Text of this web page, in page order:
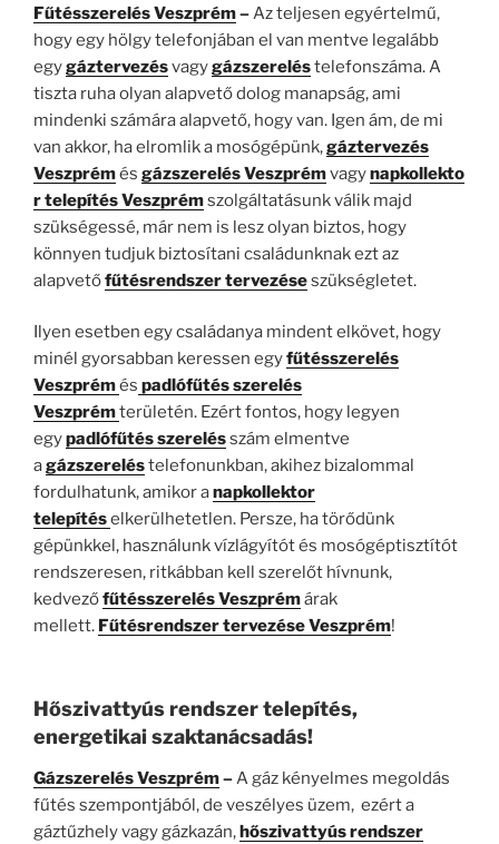
Fűtésszerelés Veszprém–Az teljesen egyértelmű,
hogy egy hölgy telefonjában el van mentve legalább
egygáztervezésvagygázszereléstelefonszáma. A
tiszta ruha olyan alapvető dolog manapság, ami
mindenki számára alapvető, hogy van. Igen ám, de mi
van akkor, ha elromlik a mosógépünk,gáztervezés
Veszprémés gázszerelésVeszprémvagynapkollekto
r telepítés Veszprémszolgáltatásunk válik majd
szükségessé, már nem is lesz olyan biztos, hogy
könnyen tudjuk biztosítani családunknak ezt az
alapvetőfűtésrendszer tervezéseszükségletet.
Ilyen esetben egy családanya mindent elkövet, hogy
minél gyorsabban keressen egyfűtésszerelés
Veszprémés padlófűtés szerelés
Veszprémterületén. Ezért fontos, hogy legyen
egypadlófűtés szerelésszám elmentve
agázszereléstelefonunkban, akihez bizalommal
fordulhatunk, amikor anapkollektor
telepítéselkerülhetetlen. Persze, ha törődünk
gépünkkel, használunk vízlágyítót és mosógéptisztítót
rendszeresen, ritkábban kell szerelőt hívnunk,
kedvezőfűtésszerelés Veszprémárak
mellett. Fűtésrendszer tervezése Veszprém!
Hőszivattyús rendszer telepítés,
energetikai szaktanácsadás!
Gázszerelés Veszprém–A gáz kényelmes megoldás
fűtés szempontjából, de veszélyes üzem, ezért a
gáztűzhely vagy gázkazán,hőszivattyús rendszer